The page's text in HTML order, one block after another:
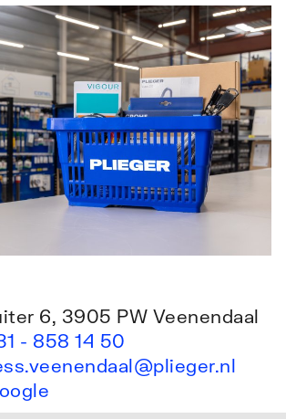
6, 3905 PW Veenendaal
- 858 14 50